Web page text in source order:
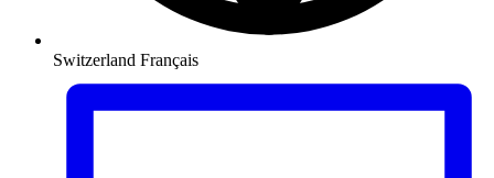
Switzerland Français